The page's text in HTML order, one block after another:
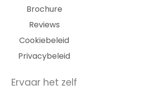
Brochure
Reviews
Cookiebeleid
Privacybeleid
Ervaar het zelf